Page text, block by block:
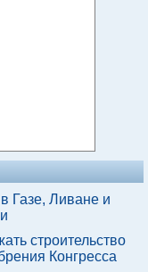
Газе, Ливане и
строительство
Конгресса